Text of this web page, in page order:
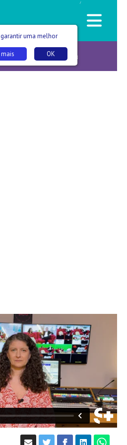
/
E119 - Sandra Oliveira
uma melhor
OK